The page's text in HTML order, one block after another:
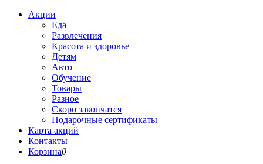
Акции
Еда
Развлечения
Красота и здоровье
Детям
Авто
Обучение
Товары
Разное
Скоро закончатся
Подарочные сертификаты
Карта акций
Контакты
Корзина0